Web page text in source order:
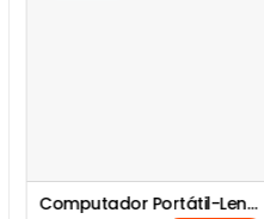
Computador Portátil-Lenovo